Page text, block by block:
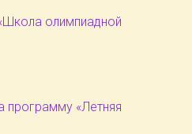
олимпиадной
программу «Летняя